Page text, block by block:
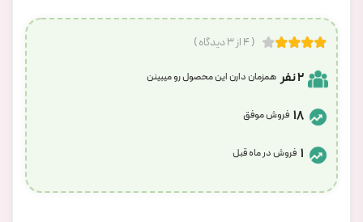
( 4 از 3 دیدگاه )
2 نفر همزمان دارن این محصول رو میبینن
18 فروش موفق
1 فروش در ماه قبل